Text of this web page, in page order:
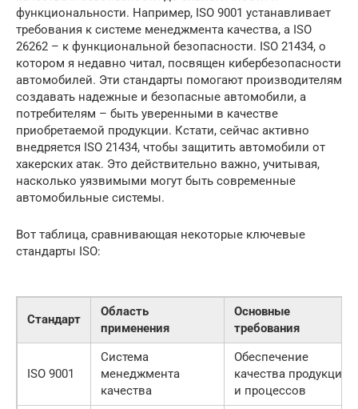
функциональности. Например, ISO 9001 устанавливает
требования к системе менеджмента качества, а ISO
26262 – к функциональной безопасности. ISO 21434, о
котором я недавно читал, посвящен кибербезопасности
автомобилей. Эти стандарты помогают производителям
создавать надежные и безопасные автомобили, а
потребителям – быть уверенными в качестве
приобретаемой продукции. Кстати, сейчас активно
внедряется ISO 21434, чтобы защитить автомобили от
хакерских атак. Это действительно важно, учитывая,
насколько уязвимыми могут быть современные
автомобильные системы.
Вот таблица, сравнивающая некоторые ключевые
стандарты ISO:
Стандарт
Область
применения
Основные
требования
ISO 9001
Система
менеджмента
качества
Обеспечение
качества продукции
и процессов